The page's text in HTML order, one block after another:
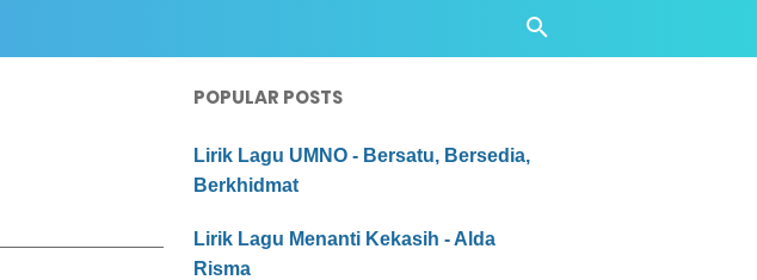
POPULAR POSTS
Lirik Lagu UMNO - Bersatu, Bersedia,
Berkhidmat
Lirik Lagu Menanti Kekasih - Alda
Risma